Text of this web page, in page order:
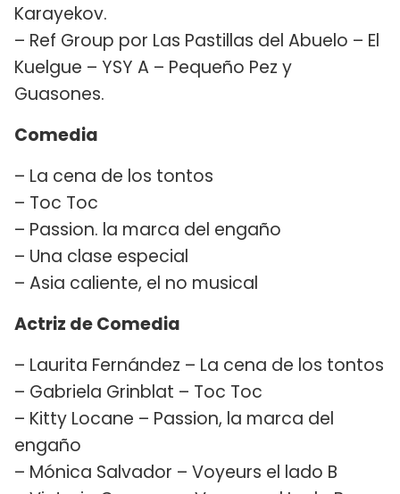
Karayekov.
– Ref Group por Las Pastillas del Abuelo – El
Kuelgue – YSY A – Pequeño Pez y
Guasones.
Comedia
– La cena de los tontos
– Toc Toc
– Passion. la marca del engaño
– Una clase especial
– Asia caliente, el no musical
Actriz de Comedia
– Laurita Fernández – La cena de los tontos
– Gabriela Grinblat – Toc Toc
– Kitty Locane – Passion, la marca del
engaño
– Mónica Salvador – Voyeurs el lado B